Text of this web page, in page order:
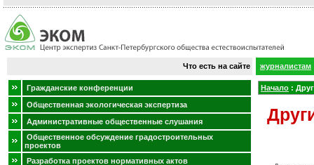
Что есть на сайте журналистам
Гражданские конференции
Общественная экологическая экспертиза
Административные общественные слушания
Общественное обсуждение градостроительных
проектов
Разработка проектов нормативных актов
Начало :